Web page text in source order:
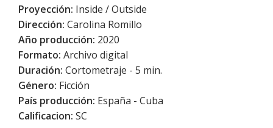
Proyección: Inside / Outside
Dirección: Carolina Romillo
Año producción: 2020
Formato: Archivo digital
Duración: Cortometraje - 5 min.
Género: Ficción
País producción: España - Cuba
Calificacion: SC